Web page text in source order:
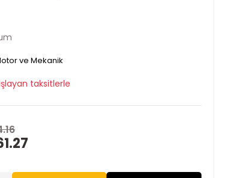
ve Mekanik
taksitlerle